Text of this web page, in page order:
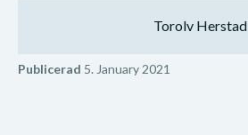
Torolv Herstad
Publicerad 5. January 2021